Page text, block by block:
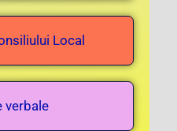
Local
verbale